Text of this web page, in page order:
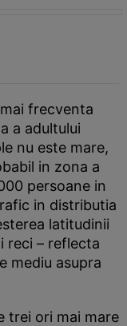
frecventa
a adultului
nu este mare,
in zona a
persoane in
in distributia
latitudinii
reci – reflecta
mediu asupra
trei ori mai mare